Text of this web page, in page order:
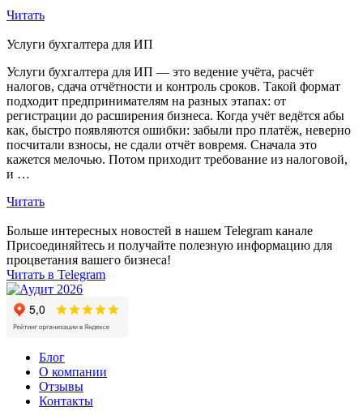
Читать
Услуги бухгалтера для ИП
Услуги бухгалтера для ИП — это ведение учёта, расчёт
налогов, сдача отчётности и контроль сроков. Такой формат
подходит предпринимателям на разных этапах: от
регистрации до расширения бизнеса. Когда учёт ведётся абы
как, быстро появляются ошибки: забыли про платёж, неверно
посчитали взносы, не сдали отчёт вовремя. Сначала это
кажется мелочью. Потом приходит требование из налоговой,
и …
Читать
Больше интересных новостей в нашем Telegram канале
Присоединяйтесь и получайте полезную информацию для
процветания вашего бизнеса!
Читать в Telegram
Блог
О компании
Отзывы
Контакты